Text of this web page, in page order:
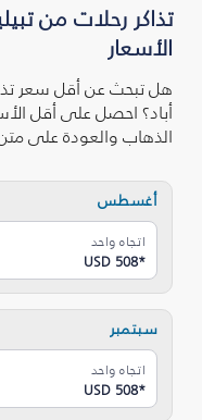
تذاكر رحلات من
الأسعار
هل تبحث عن أقل سعر
أباد؟ احصل على أقل
الذهاب والعودة على
أغسطس
اتجاه واحد
USD 508*
سبتمبر
اتجاه واحد
USD 508*